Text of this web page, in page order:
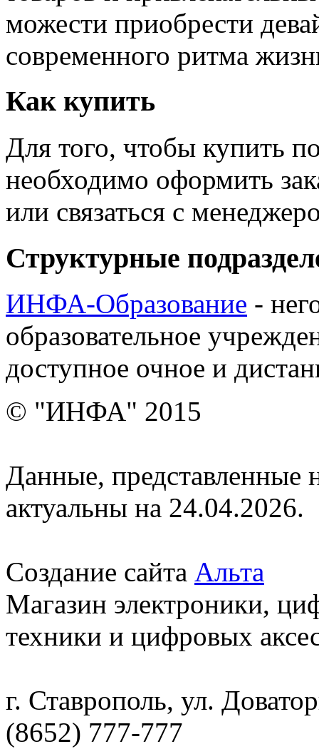
можести приобрести
современного ритма
Как купить
Для того, чтобы купить
необходимо оформить
или связаться с
Структурные
ИНФА-Образование -
образовательное
доступное очное и
© "ИНФА" 2015
Данные, представленные
актуальны на 24.04.2026.
Создание сайта Альта
Магазин электроники,
техники и цифровых
г. Ставрополь, ул.
(8652) 777-777